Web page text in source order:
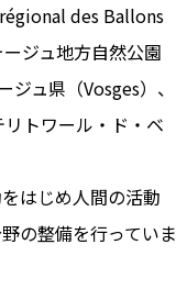
des Ballons
ジュ地方自然公園
ュ県（Vosges）、
トワール・ド・ベ
はじめ人間の活動
の整備を行っていま